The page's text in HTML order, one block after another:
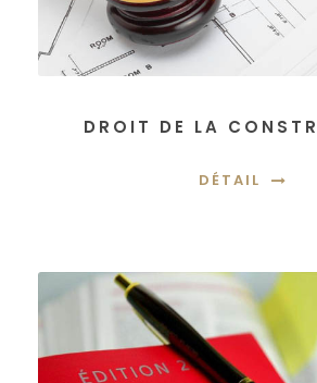
DROIT DE LA
DÉTAIL